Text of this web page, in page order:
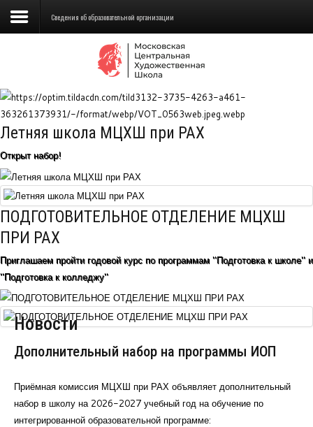
Сведения об образовательной
Школа
Детская Художественная школа
Поступающим
Подготовка
Образование
Доп. образование
Курсы повышения квалификации
Центр непрерывного образования
Конкурсы
Творческий инкубатор
Сведения об образовательной организации
Летняя школа МЦХШ при РАХ
Открыт набор!
ПОДГОТОВИТЕЛЬНОЕ ОТДЕЛЕНИЕ МЦХШ
ПРИ РАХ
Приглашаем пройти годовой курс по программам "Подготовка к школе" и
"Подготовка к колледжу"
Новости
Дополнительный набор на программы ИОП
Приёмная комиссия МЦХШ при РАХ объявляет дополнительный
набор в школу на 2026-2027 учебный год на обучение по
интегрированной образовательной программе: